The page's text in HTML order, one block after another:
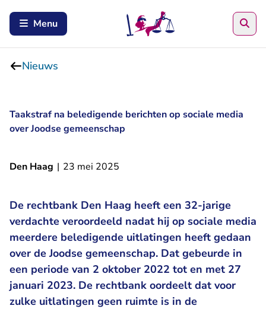
Menu
Nieuws
Taakstraf na beledigende berichten op sociale media
over Joodse gemeenschap
Den Haag | 23 mei 2025
De rechtbank Den Haag heeft een 32-jarige
verdachte veroordeeld nadat hij op sociale media
meerdere beledigende uitlatingen heeft gedaan
over de Joodse gemeenschap. Dat gebeurde in
een periode van 2 oktober 2022 tot en met 27
januari 2023. De rechtbank oordeelt dat voor
zulke uitlatingen geen ruimte is in de